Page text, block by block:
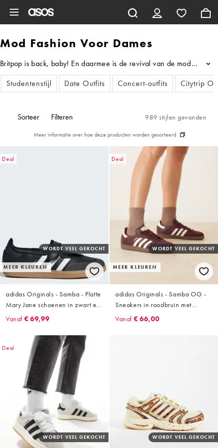
Mod Fashion Voor Dames
Britpop is back, baby! En daarmee is de revival van de mod...
Studentenstijl
Date Outfits Concert-outfits Citytrip
Sorteer Filteren 989 stijlen gevonden
Meer informatie over hoe deze producten worden gesorteerd
Deal
MEER KLEUREN
WORDT VEEL GEKOCHT
adidas Originals - Samba - Platte
Mary Jane schoenen in zwart en
wit
Vanaf € 69,99
Deal
MEER KLEUREN
WORDT VEEL GEKOCHT
adidas Originals - Samba OG -
Sneakers in roodbruin met
krokodillenprint
Vanaf € 66,00
Deal
WORDT VEEL GEKOCHT WORDT VEEL GEKOCHT